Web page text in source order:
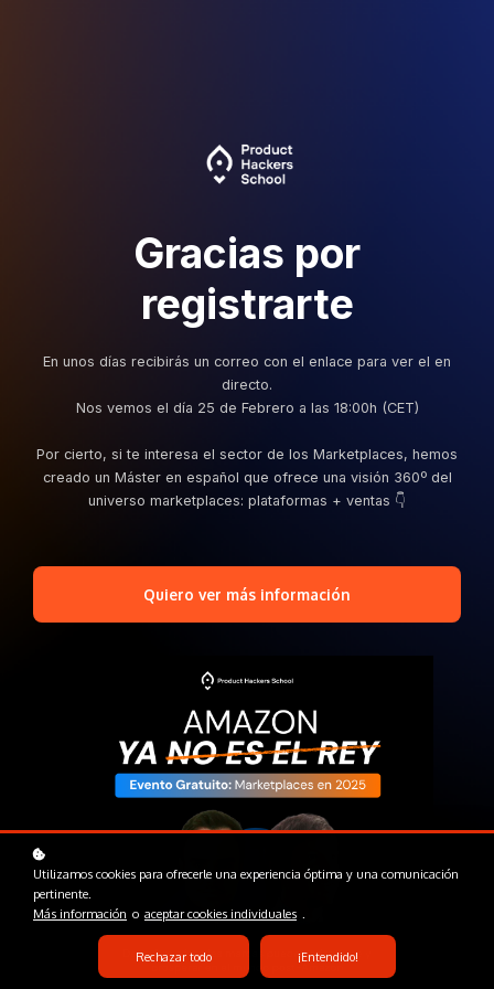
Gracias por
registrarte
En unos días recibirás un correo con el enlace para ver el en
directo.
Nos vemos el día 25 de Febrero a las 18:00h (CET)
Por cierto, si te interesa el sector de los Marketplaces, hemos
creado un Máster en español que ofrece una visión 360º del
universo marketplaces: plataformas + ventas 👇
Quiero ver más información
Utilizamos cookies para ofrecerle una experiencia óptima y una comunicación
pertinente.
Más información o aceptar cookies individuales .
Rechazar todo ¡Entendido!